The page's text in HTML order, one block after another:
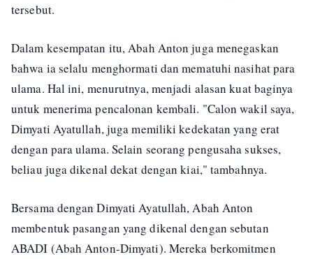
tersebut.
Dalam kesempatan itu, Abah Anton juga menegaskan
bahwa ia selalu menghormati dan mematuhi nasihat para
ulama. Hal ini, menurutnya, menjadi alasan kuat baginya
untuk menerima pencalonan kembali. "Calon wakil saya,
Dimyati Ayatullah, juga memiliki kedekatan yang erat
dengan para ulama. Selain seorang pengusaha sukses,
beliau juga dikenal dekat dengan kiai," tambahnya.
Bersama dengan Dimyati Ayatullah, Abah Anton
membentuk pasangan yang dikenal dengan sebutan
ABADI (Abah Anton-Dimyati). Mereka berkomitmen